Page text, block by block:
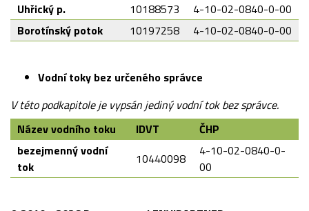
Uhřický p.
10188573
4-10-02-0840-0-00
Borotínský potok
10197258 4-10-02-0840-0-00
Vodní toky bez určeného správce
V této podkapitole je vypsán jediný vodní tok bez správce.
Název vodního toku
IDVT
ČHP
bezejmenný vodní
tok
10440098
4-10-02-0840-0-
00